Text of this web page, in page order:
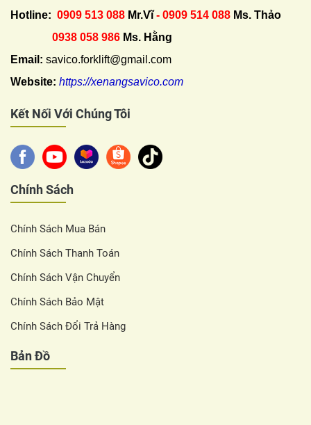
Hotline: 0909 513 088 Mr.Vĩ- 0909 514 088 Ms. Thảo
0938 058 986 Ms. Hằng
Email: savico.forklift@gmail.com
Website: https://xenangsavico.com
Kết Nối Với Chúng Tôi
Chính Sách
Chính Sách Mua Bán
Chính Sách Thanh Toán
Chính Sách Vận Chuyển
Chính Sách Bảo Mật
Chính Sách Đổi Trả Hàng
Bản Đồ